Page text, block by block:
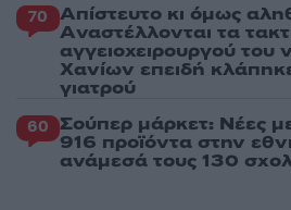
70 Απίστευτο κι όμως
Aναστέλλονται τα
αγγειοχειρουργού του
Χανίων επειδή
γιατρού
60 Σούπερ μάρκετ: Νέες
916 προϊόντα στην
ανάμεσά τους 130